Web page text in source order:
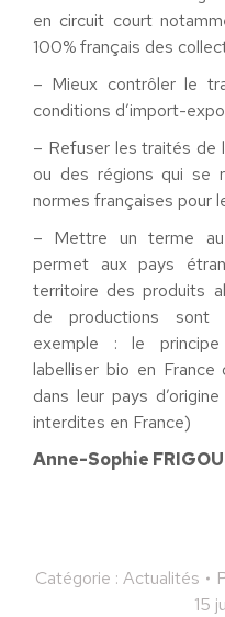
en circuit court
100% français des
– Mieux contrôler le
conditions d’import-
– Refuser les traités de
ou des régions qui se
normes françaises pour
– Mettre un terme au
permet aux pays
territoire des produits
de productions sont
exemple : le principe
labelliser bio en
dans leur pays
interdites en France)
Anne-Sophie
Catégorie : Actualités
15